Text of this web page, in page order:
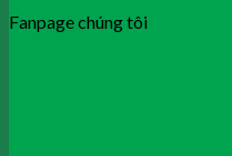
Fanpage chúng tôi